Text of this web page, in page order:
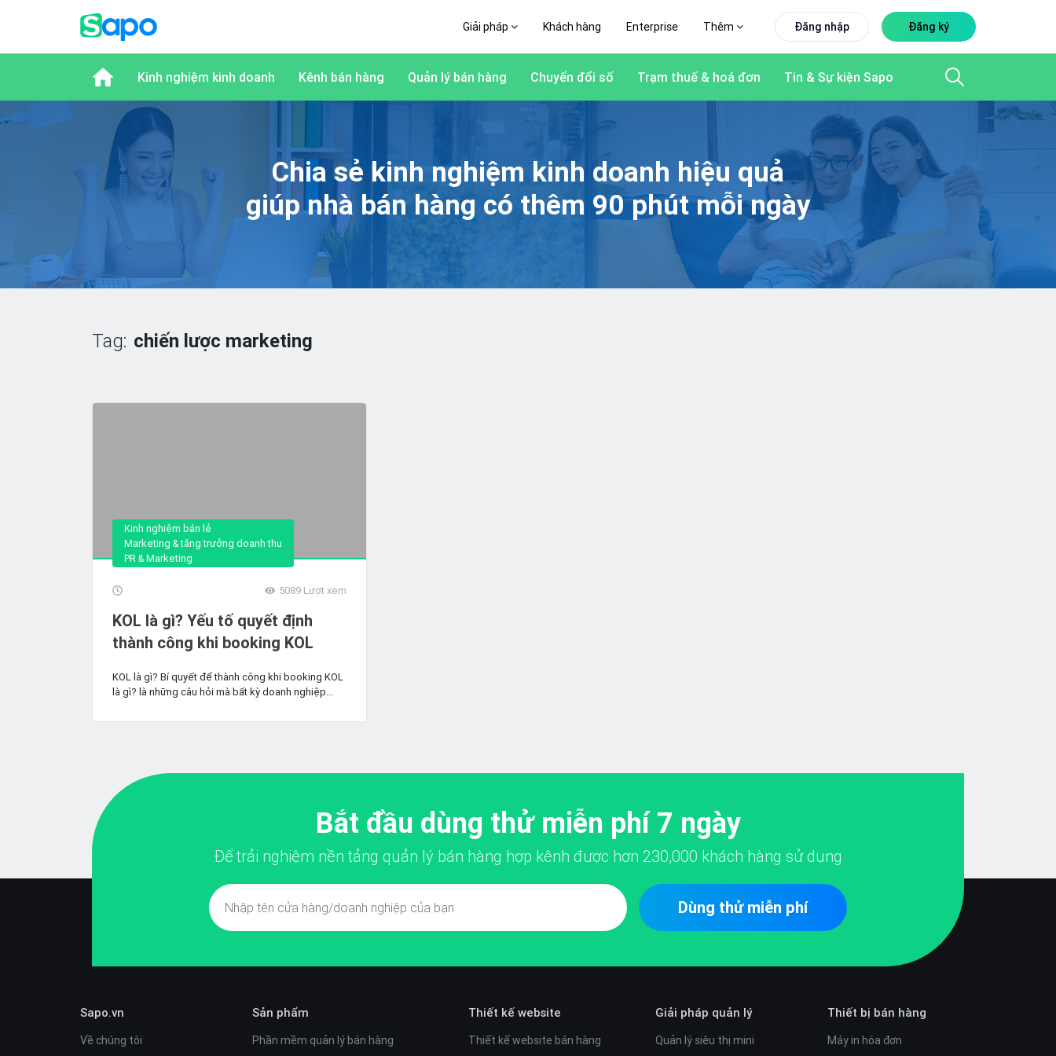
Giải pháp Khách hàng Enterprise Thêm Đăng nhập Đăng ký
Kinh nghiệm kinh doanh Kênh bán hàng Quản lý bán hàng Chuyển đổi số Trạm thuế & hoá đơn Tin & Sự kiện Sapo
Chia sẻ kinh nghiệm kinh doanh hiệu quả
giúp nhà bán hàng có thêm 90 phút mỗi ngày
Tag: chiến lược marketing
Kinh nghiệm bán lẻ
Marketing & tăng trưởng doanh thu
PR & Marketing
5089Lượt xem
KOL là gì? Yếu tố quyết định
thành công khi booking KOL
KOL là gì? Bí quyết để thành công khi booking KOL
là gì? là những câu hỏi mà bất kỳ doanh nghiệp...
Bắt đầu dùng thử miễn phí 7 ngày
Để trải nghiệm nền tảng quản lý bán hàng hợp kênh được hơn 230,000 khách hàng sử dụng
Dùng thử miễn phí
Sapo.vn
Về chúng tôi
Sản phẩm
Phần mềm quản lý bán hàng
Thiết kế website
Thiết kế website bán hàng
Giải pháp quản lý
Quản lý siêu thị mini
Thiết bị bán hàng
Máy in hóa đơn